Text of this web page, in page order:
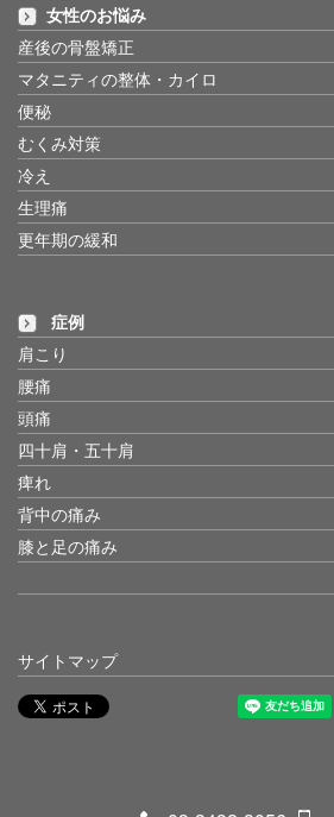
女性のお悩み
産後の骨盤矯正
マタニティの整体・カイロ
便秘
むくみ対策
冷え
生理痛
更年期の緩和
症例
肩こり
腰痛
頭痛
四十肩・五十肩
痺れ
背中の痛み
膝と足の痛み
サイトマップ